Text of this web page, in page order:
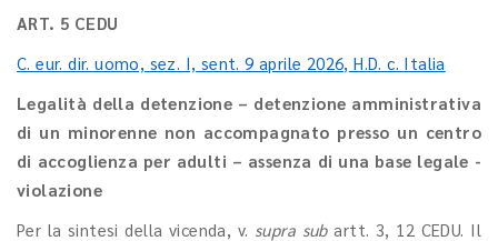
ART. 5 CEDU
C. eur. dir. uomo, sez. I, sent. 9 aprile 2026, H.D. c. Italia
Legalità della detenzione – detenzione amministrativa
di un minorenne non accompagnato presso un centro
di accoglienza per adulti – assenza di una base legale -
violazione
Per la sintesi della vicenda, v. supra subartt. 3, 12 CEDU. Il